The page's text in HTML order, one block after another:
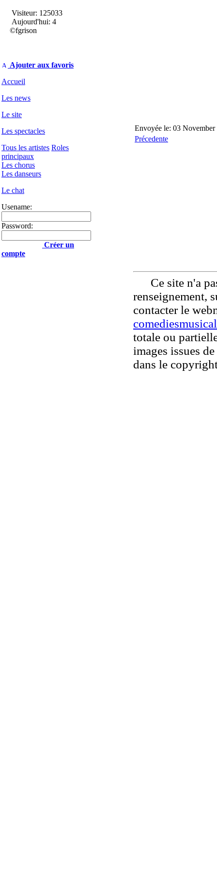
Visiteur: 125033
Aujourd'hui: 4
©fgrison
Ajouter aux favoris
Accueil
Les news
Le site
Les spectacles
Tous les artistes Roles
principaux
Les chorus
Les danseurs
Le chat
Usename:
Password:
Créer un
compte
Envoyée le: 03
Précedente
Ce site n'a
renseignement,
contacter le
totale ou
images issues
dans le